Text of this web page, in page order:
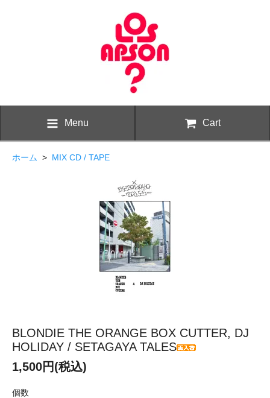
Menu Cart
ホーム > MIX CD / TAPE
BLONDIE THE ORANGE BOX CUTTER, DJ
HOLIDAY / SETAGAYA TALES
1,500円(税込)
個数